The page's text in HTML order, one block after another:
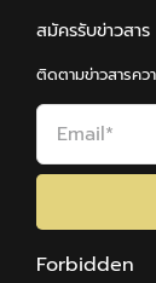
สมัครรับข่าวสาร
ติดตามข่าวสารคว
Forbidden